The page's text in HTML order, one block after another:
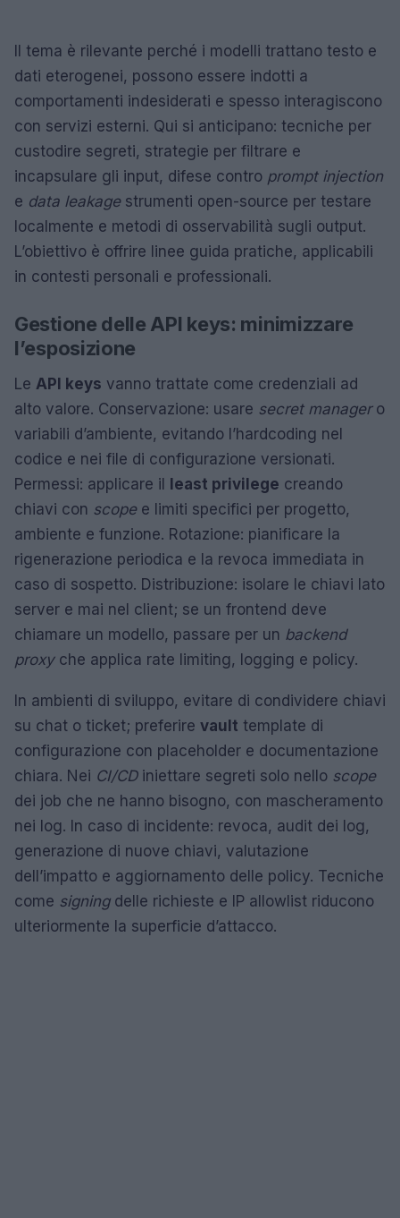
Il tema è rilevante perché i modelli trattano testo e
dati eterogenei, possono essere indotti a
comportamenti indesiderati e spesso interagiscono
con servizi esterni. Qui si anticipano: tecniche per
custodire segreti, strategie per filtrare e
incapsulare gli input, difese contro prompt injection
e data leakagestrumenti open-source per testare
localmente e metodi di osservabilità sugli output.
L’obiettivo è offrire linee guida pratiche, applicabili
in contesti personali e professionali.
Gestione delle API keys: minimizzare
l’esposizione
Le API keys vanno trattate come credenziali ad
alto valore. Conservazione: usare secret managero
variabili d’ambiente, evitando l’hardcoding nel
codice e nei file di configurazione versionati.
Permessi: applicare il
least privilege creando
chiavi con scopee limiti specifici per progetto,
ambiente e funzione. Rotazione: pianificare la
rigenerazione periodica e la revoca immediata in
caso di sospetto. Distribuzione: isolare le chiavi lato
server e mai nel client; se un frontend deve
chiamare un modello, passare per un backend
proxyche applica rate limiting, logging e policy.
In ambienti di sviluppo, evitare di condividere chiavi
su chat o ticket; preferire vault template di
configurazione con placeholder e documentazione
chiara. Nei CI/CDiniettare segreti solo nello scope
dei job che ne hanno bisogno, con mascheramento
nei log. In caso di incidente: revoca, audit dei log,
generazione di nuove chiavi, valutazione
dell’impatto e aggiornamento delle policy. Tecniche
come signingdelle richieste e IP allowlist riducono
ulteriormente la superficie d’attacco.